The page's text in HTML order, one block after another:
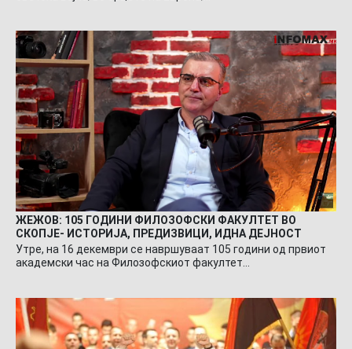
ЖЕЖОВ: 105 ГОДИНИ ФИЛОЗОФСКИ ФАКУЛТЕТ ВО
СКОПЈЕ- ИСТОРИЈА, ПРЕДИЗВИЦИ, ИДНА ДЕЈНОСТ
Утре, на 16 декември се навршуваат 105 години од првиот
академски час на Филозофскиот факултет…